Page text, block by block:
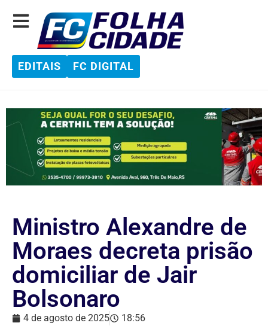
EDITAIS FC DIGITAL
Ministro Alexandre de
Moraes decreta prisão
domiciliar de Jair
Bolsonaro
4 de agosto de 2025 18:56